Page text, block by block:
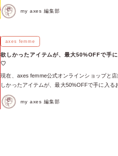
しむなら「メンバーズ登録」がおすすめ！ さ
ンバーズの会員登録（無料）をしてみて♡ あら
全に整えておいてくださいね。 【イオンモー
控えめな、お出かけカジュアル ＼ このコーデ
県・まんのう町のひまわり畑 ＼SUMMER FES
このコーデで行きたい、おすすめスポット♡ ／
SUMMER FESでゲットしたいアイテムはこち
えるブルーでつくる、キレイめエレガンス♡ ＼
ト♡ ／ 神奈川県・港の見える丘公園（みなと
上お買い上げで800円OFFになるお得なクーポ
今だからこそお得にゲットできる2,500円以下
ルーンミニスカート まるっとしたシルエット
をほっそり見せてくれる効果も！ どんなスタイ
ブタンク 熱すぎる夏。１枚持っていると助かる
ク♡ ブラウス、カットソー、ワンピース…どん
テム！ 薄すぎない生地感なので、シャツをサ
す。 【20%OFF】前後２ＷＡＹカットワーク
my axes 編集部
axes femme
欲しかったアイテムが、最大50%OFFで手
♡
現在、axes femme公式オンラインショップと
しかったアイテムが、最大50%OFFで手に入る
オンラインショップでは本日6/30(金)23:59まで
は、 売り切れ続出のSUMMER SALE対象アイ
my axes 編集部